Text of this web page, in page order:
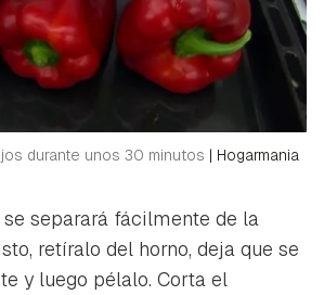
durante unos 30 minutos | Hogarmania
separará fácilmente de la
retíralo del horno, deja que se
y luego pélalo. Corta el